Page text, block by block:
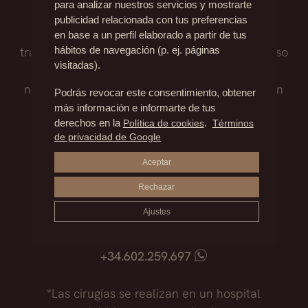
Nuestro equipo médico te asesora sobre el
tratamiento que mejor se adapte a ti, el proceso
quirúrgico, los posibles riesgos y todo lo que
necesitas saber antes de afrontar una decisión
tan importante.
Madrid
+34.915.540.924
+34.628.718.250
Marbella
+34.602.259.697
*Las cirugías se realizan en un hospital
para analizar nuestros servicios y mostrarte
publicidad relacionada con tus preferencias
en base a un perfil elaborado a partir de tus
hábitos de navegación (p. ej. páginas
visitadas).
Podrás revocar este consentimiento, obtener
más información e informarte de tus
derechos en la Política de cookies. Términos
de privacidad de Google
Aceptar
Rechazar
Ajustes